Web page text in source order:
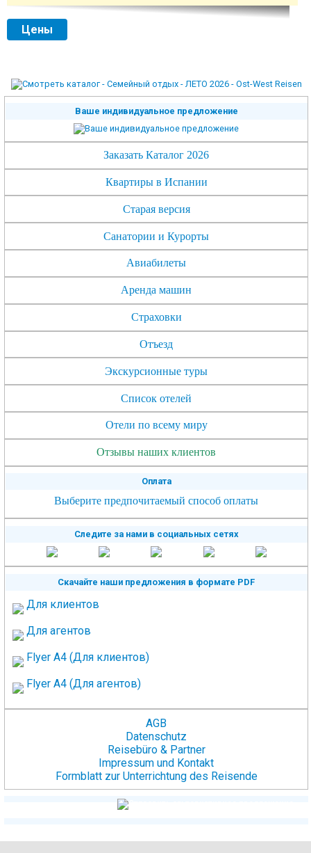
Цены
Ваше индивидуальное предложение
Заказать Каталог 2026
Квартиры в Испании
Старая версия
Санатории и Курорты
Авиабилеты
Аренда машин
Страховки
Отъезд
Экскурсионные туры
Список отелей
Отели по всему миру
Отзывы наших клиентов
Оплата
Выберите предпочитаемый способ оплаты
Следите за нами в социальных сетях
Скачайте наши предложения в формате PDF
Для клиентов
Для агентов
Flyer A4 (Для клиентов)
Flyer A4 (Для агентов)
AGB
Datenschutz
Reisebüro & Partner
Impressum und Kontakt
Formblatt zur Unterrichtung des Reisende